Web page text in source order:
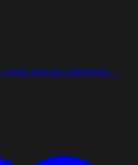
d’équipe (2025/05/28 –